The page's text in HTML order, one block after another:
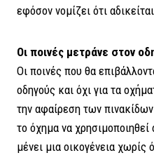
εφόσον νομίζει ότι
Οι ποινές μετράνε στον
Οι ποινές που θα
οδηγούς και όχι για τα
την αφαίρεση των
το όχημα να
μένει μια οικογένεια χωρίς